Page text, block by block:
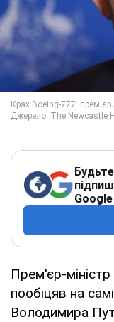
Google
Прем'єр-міністр
пообіцяв на
Володимира